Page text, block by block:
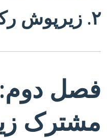
۲. زیرپوش رکابی مردانه
فصل
مشترک